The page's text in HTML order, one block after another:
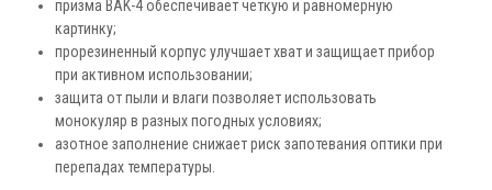
призма BAK-4 обеспечивает чёткую и равномерную
картинку;
прорезиненный корпус улучшает хват и защищает прибор
при активном использовании;
защита от пыли и влаги позволяет использовать
монокуляр в разных погодных условиях;
азотное заполнение снижает риск запотевания оптики при
перепадах температуры.